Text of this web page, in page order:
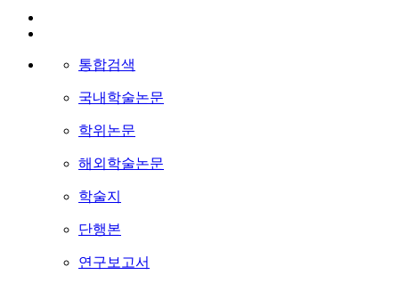
통합검색
국내학술논문
학위논문
해외학술논문
학술지
단행본
연구보고서